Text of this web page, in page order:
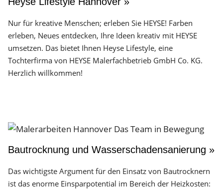
Nur für kreative Menschen; erleben Sie HEYSE! Farben
erleben, Neues entdecken, Ihre Ideen kreativ mit HEYSE
umsetzen. Das bietet Ihnen Heyse Lifestyle, eine
Tochterfirma von HEYSE Malerfachbetrieb GmbH Co. KG.
Herzlich willkommen!
Bautrocknung und Wasserschadensanierung »
Das wichtigste Argument für den Einsatz von Bautrocknern
ist das enorme Einsparpotential im Bereich der Heizkosten: